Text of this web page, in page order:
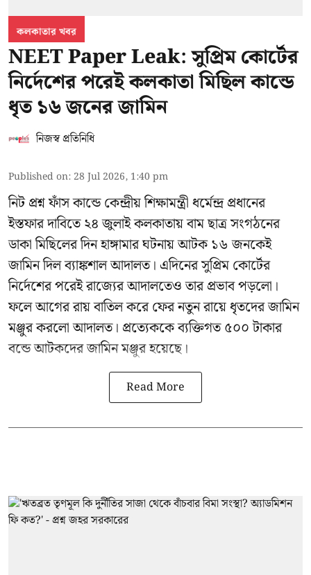
কলকাতার খবর
NEET Paper Leak: সুপ্রিম কোর্টের
নির্দেশের পরেই কলকাতা মিছিল কান্ডে
ধৃত ১৬ জনের জামিন
নিজস্ব প্রতিনিধি
Published on: 28 Jul 2026, 1:40 pm
নিট প্রশ্ন ফাঁস কান্ডে কেন্দ্রীয় শিক্ষামন্ত্রী ধর্মেন্দ্র প্রধানের
ইস্তফার দাবিতে ২৪ জুলাই কলকাতায় বাম ছাত্র সংগঠনের
ডাকা মিছিলের দিন হাঙ্গামার ঘটনায় আটক ১৬ জনকেই
জামিন দিল ব্যাঙ্কশাল আদালত। এদিনের সুপ্রিম কোর্টের
নির্দেশের পরেই রাজ্যের আদালতেও তার প্রভাব পড়লো।
ফলে আগের রায় বাতিল করে ফের নতুন রায়ে ধৃতদের জামিন
মঞ্জুর করলো আদালত। প্রত্যেককে ব্যক্তিগত ৫০০ টাকার
বন্ডে আটকদের জামিন মঞ্জুর হয়েছে।
Read More